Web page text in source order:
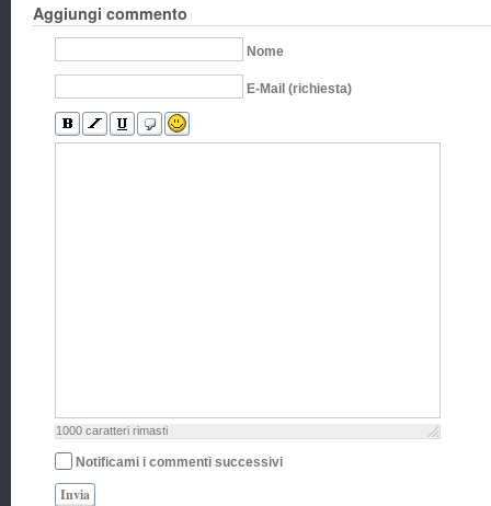
Aggiungi commento
Nome
E-Mail (richiesta)
1000 caratteri rimasti
Notificami i commenti successivi
Invia